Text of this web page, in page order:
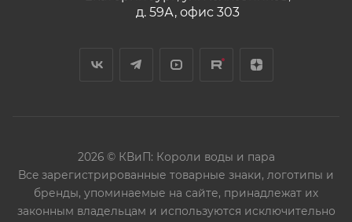
д. 59А, офис 303
2026 © КВиП: Короли воды и пара
Bce зарегистрированные товарные знаки, логотипы и
бренды, упоминаемые на сайте, принадлежат их
законным владельцам и используются исключительно